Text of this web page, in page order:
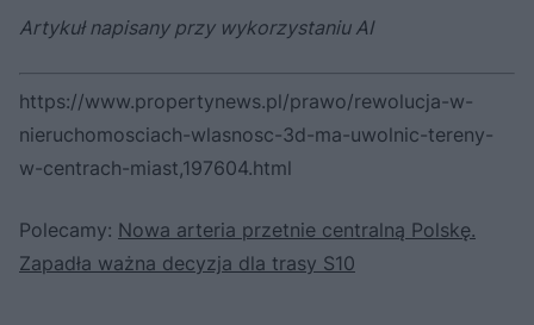
Artykuł napisany przy wykorzystaniu AI
https://www.propertynews.pl/prawo/rewolucja-w-
nieruchomosciach-wlasnosc-3d-ma-uwolnic-tereny-
w-centrach-miast,197604.html
Polecamy: Nowa arteria przetnie centralną Polskę.
Zapadła ważna decyzja dla trasy S10